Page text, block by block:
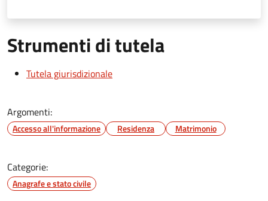
Strumenti di tutela
Tutela giurisdizionale
Argomenti:
Accesso all'informazione Residenza Matrimonio
Categorie:
Anagrafe e stato civile